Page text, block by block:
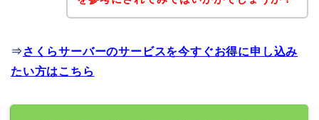
⇒ さくらサーバーのサービスを今すぐお得に申し込み
たい方はこちら